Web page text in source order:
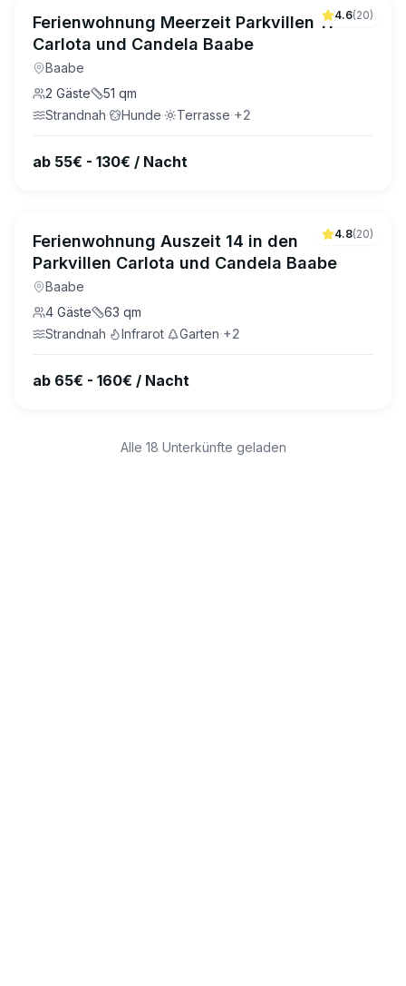
4.6(20)
Ferienwohnung Meerzeit Parkvillen 11
Carlota und Candela Baabe
Baabe
2 Gäste 51 qm
Strandnah· Hunde· Terrasse·+2
ab 55€ - 130€ / Nacht
4.8(20)
Ferienwohnung Auszeit 14 in den
Parkvillen Carlota und Candela Baabe
Baabe
4 Gäste 63 qm
Strandnah· Infrarot· Garten·+2
ab 65€ - 160€ / Nacht
Alle 18 Unterkünfte geladen